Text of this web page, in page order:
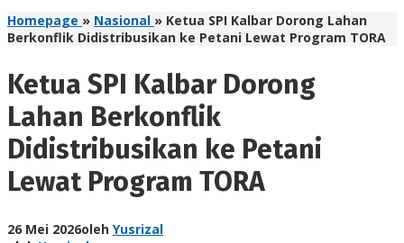
Homepage » Nasional » Ketua SPI Kalbar Dorong Lahan
Berkonflik Didistribusikan ke Petani Lewat Program TORA
Ketua SPI Kalbar Dorong
Lahan Berkonflik
Didistribusikan ke Petani
Lewat Program TORA
26 Mei 2026oleh Yusrizal